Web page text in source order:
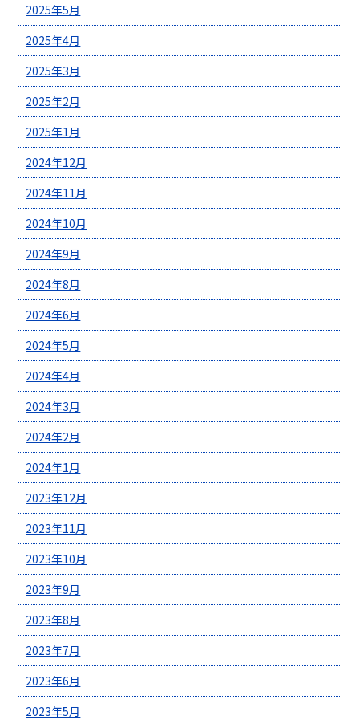
2025年5月
2025年4月
2025年3月
2025年2月
2025年1月
2024年12月
2024年11月
2024年10月
2024年9月
2024年8月
2024年6月
2024年5月
2024年4月
2024年3月
2024年2月
2024年1月
2023年12月
2023年11月
2023年10月
2023年9月
2023年8月
2023年7月
2023年6月
2023年5月